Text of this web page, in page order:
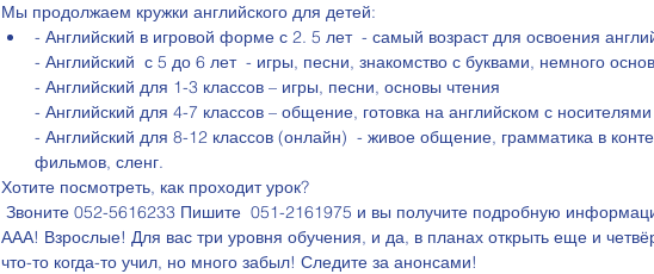
Мы продолжаем кружки английского для детей:
- Английский в игровой форме с 2. 5 лет  - самый возраст для освоения
- Английский  с 5 до 6 лет  - игры, песни, знакомство с буквами, немного
- Английский для 1-3 классов – игры, песни, основы чтения
- Английский для 4-7 классов – общение, готовка на английском с
- Английский для 8-12 классов (онлайн)  - живое общение, грамматика в
фильмов, сленг.
Хотите посмотреть, как проходит урок?
Звоните 052-5616233 Пишите  051-2161975 и вы получите подробную
ААА! Взрослые! Для вас три уровня обучения, и да, в планах открыть еще и
что-то когда-то учил, но много забыл! Следите за анонсами!